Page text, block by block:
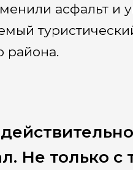
асфальт и
района.
Не только с